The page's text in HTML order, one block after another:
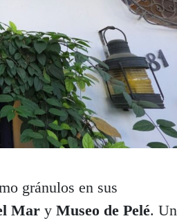
gránulos en sus
Mar y Museo de Pelé. Un